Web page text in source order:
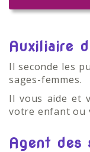
Auxiliaire
Il seconde les
sages-femmes.
Il vous aide et
votre enfant ou
Agent des